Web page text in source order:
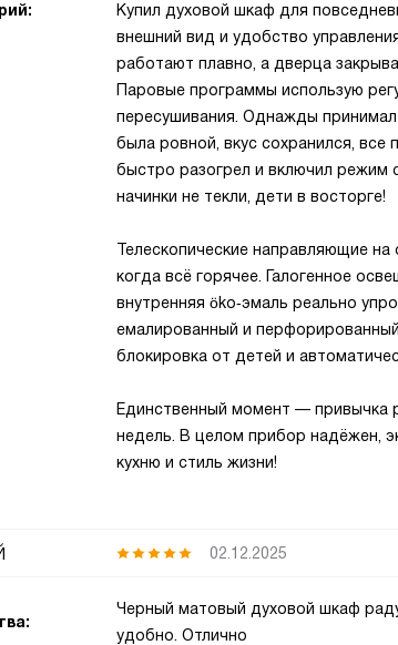
Купил духовой шкаф для
внешний вид и удобство
работают плавно, а дверца
Паровые программы использую
пересушивания. Однажды
была ровной, вкус сохранился, все
быстро разогрел и включил режим
начинки не текли, дети в восторге!
Телескопические направляющие
когда всё горячее. Галогенное
внутренняя öko‑эмаль реально
емалированный и
блокировка от детей и
Единственный момент — привычка
недель. В целом прибор надёжен,
кухню и стиль жизни!
02.12.2025
Черный матовый духовой шкаф
удобно. Отлично